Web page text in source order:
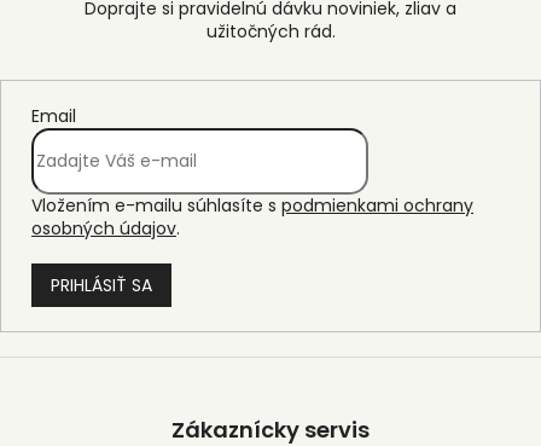
Email
Vložením e-mailu súhlasíte s podmienkami ochrany
osobných údajov.
PRIHLÁSIŤ SA
Z
Zákaznícky servis